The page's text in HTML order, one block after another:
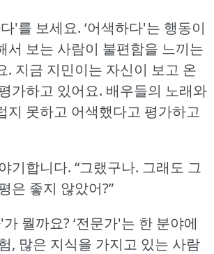
'를 보세요. ‘어색하다'는 행동이
서 보는 사람이 불편함을 느끼는
. 지금 지민이는 자신이 보고 온
가하고 있어요. 배우들의 노래와
지 못하고 어색했다고 평가하고
기합니다. “그랬구나. 그래도 그
은 좋지 않았어?”
가 뭘까요?‘전문가'는 한 분야에
, 많은 지식을 가지고 있는 사람